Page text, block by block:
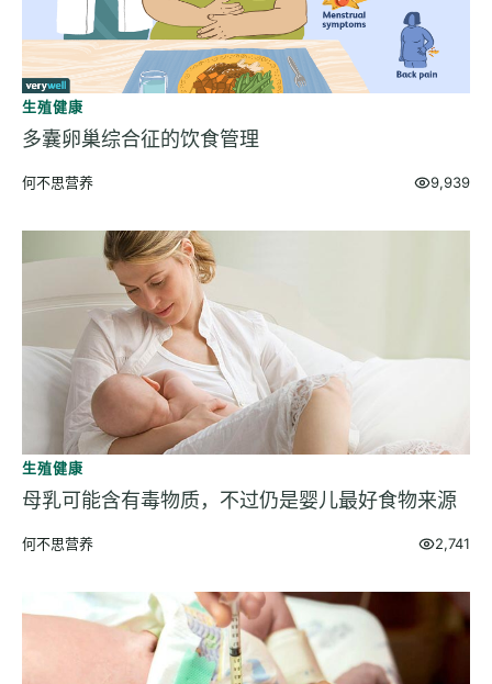
生殖健康
多囊卵巢综合征的饮食管理
何不思营养 9,939
生殖健康
母乳可能含有毒物质，不过仍是婴儿最好食物来源
何不思营养 2,741